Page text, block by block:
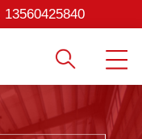
13560425840